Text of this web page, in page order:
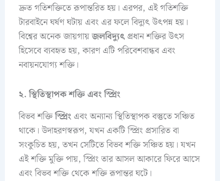
দ্রুত গতিশক্তিতে রূপান্তরিত হয়। এরপর, এই গতিশক্তি
টারবাইনে ঘর্ষণ ঘটায় এবং এর ফলে বিদ্যুৎ উৎপন্ন হয়।
বিশ্বের অনেক জায়গায়জলবিদ্যুৎপ্রধান শক্তির উৎস
হিসেবে ব্যবহৃত হয়, কারণ এটি পরিবেশবান্ধব এবং
নবায়নযোগ্য শক্তি।
২. স্থিতিস্থাপক শক্তি এবং স্প্রিং
বিভব শক্তিস্প্রিংএবং অন্যান্য স্থিতিস্থাপক বস্তুতে সঞ্চিত
থাকে। উদাহরণস্বরূপ, যখন একটি স্প্রিং প্রসারিত বা
সংকুচিত হয়, তখন সেটিতে বিভব শক্তি সঞ্চিত হয়। যখন
এই শক্তি মুক্তি পায়, স্প্রিং তার আসল আকারে ফিরে আসে
এবং বিভব শক্তি থেকে শক্তি রূপান্তর ঘটে।